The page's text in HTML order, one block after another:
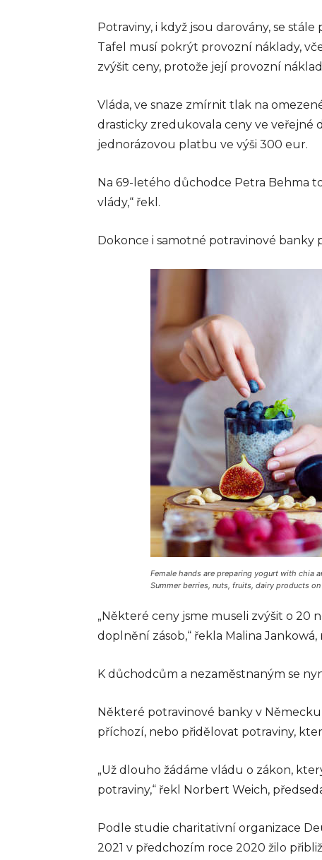
Potraviny, i když jsou darovány, se
Tafel musí pokrýt provozní náklady,
zvýšit ceny, protože její provozní
Vláda, ve snaze zmírnit tlak na
drasticky zredukovala ceny ve veřejné
jednorázovou platbu ve výši 300 eur.
Na 69-letého důchodce Petra Behma
vlády,“ řekl.
Dokonce i samotné potravinové
Female hands are preparing yogurt with chia
Summer berries, nuts, fruits, dairy products
„Některé ceny jsme museli zvýšit o
doplnění zásob,“ řekla Malina
K důchodcům a nezaměstnaným se
Některé potravinové banky v
příchozí, nebo přidělovat potraviny,
„Už dlouho žádáme vládu o zákon,
potraviny,“ řekl Norbert Weich,
Podle studie charitativní organizace
2021 v předchozím roce 2020 žilo